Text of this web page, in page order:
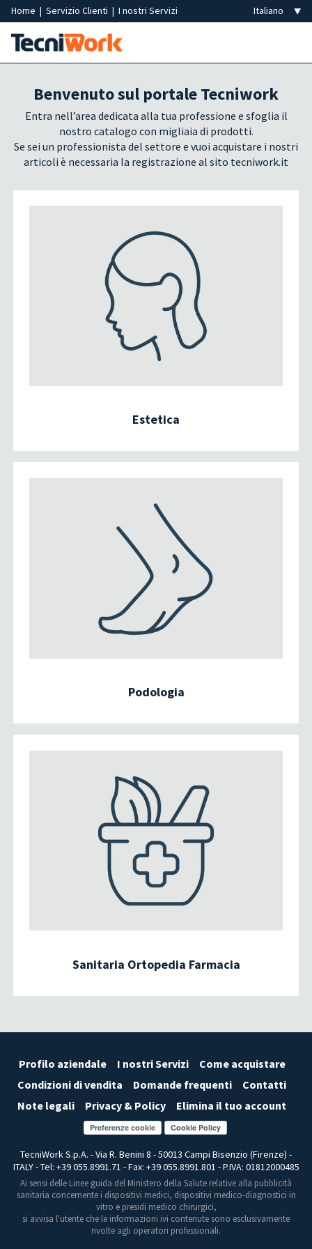
Home | Servizio Clienti | I nostri Servizi
Benvenuto sul portale Tecniwork
Entra nell’area dedicata alla tua professione e sfoglia il
nostro catalogo con migliaia di prodotti.
Se sei un professionista del settore e vuoi acquistare i nostri
articoli è necessaria la registrazione al sito tecniwork.it
Estetica
Podologia
Sanitaria Ortopedia Farmacia
Profilo aziendale I nostri Servizi
Come acquistare
Condizioni di vendita
Domande frequenti
Contatti
Note legali
Privacy & Policy Elimina il tuo account
Preferenze cookie
TecniWork S.p.A. - Via R. Benini 8 - 50013 Campi Bisenzio (Firenze) -
ITALY - Tel: +39 055.8991.71 - Fax: +39 055.8991.801 - P.IVA: 01812000485
Ai sensi delle Linee guida del Ministero della Salute relative alla pubblicità
sanitaria concernente i dispositivi medici, dispositivi medico-diagnostici in
vitro e presidi medico chirurgici,
si avvisa l'utente che le informazioni ivi contenute sono esclusivamente
rivolte agli operatori professionali.